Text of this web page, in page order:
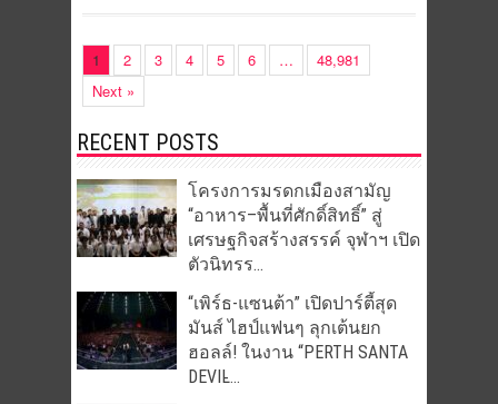
1 2 3 4 5 6 …
48,981
Next »
RECENT POSTS
โครงการมรดกเมืองสามัญ
“อาหาร–พื้นที่ศักดิ์สิทธิ์” สู่
เศรษฐกิจสร้างสรรค์ จุฬาฯ เปิด
ตัวนิทรร...
“เพิร์ธ-แซนต้า” เปิดปาร์ตี้สุด
มันส์ ไฮป์แฟนๆ ลุกเต้นยก
ฮอลล์! ในงาน “PERTH SANTA
DEVIL̵...